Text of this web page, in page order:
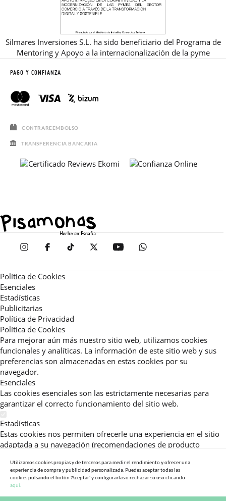
Silmares Inversiones S.L. ha sido beneficiario del Programa de
Mentoring y Apoyo a la internacionalización de la pyme
PAGO Y CONFIANZA
CONTRAREEMBOLSO
TRANSFERENCIA BANCARIA
Política de Cookies
Esenciales
Estadísticas
Publicitarias
Política de Privacidad
Política de Cookies
Para mejorar aún más nuestro sitio web, utilizamos cookies
funcionales y analíticas. La información de este sitio web y sus
preferencias son almacenadas en estas cookies por su
navegador.
Esenciales
Las cookies esenciales son las estrictamente necesarias para
garantizar el correcto funcionamiento del sitio web.
Estadísticas
Estas cookies nos permiten ofrecerle una experiencia en el sitio
adaptada a su navegación (recomendaciones de producto
consultadas, etc).Al activar esta cookie, nos ayuda a mejorar aún
más su experiencia.
Publicitarias
Utilizamos cookies propias y de terceros para medir el rendimiento y ofrecer una
experiencia de compra y publicidad personalizada. Puedes aceptar todas las
cookies pulsando el botón 'Aceptar' y configurarlas o rechazar su uso clicando
aqui.